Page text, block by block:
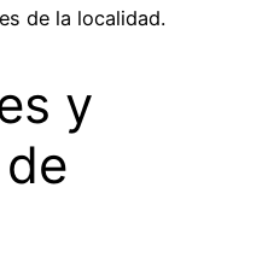
de la localidad.
y